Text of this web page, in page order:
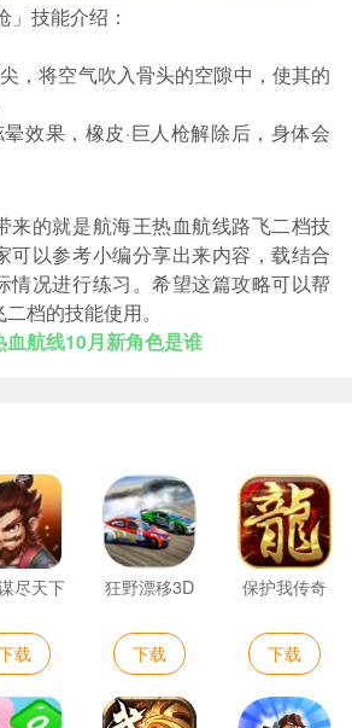
」技能介绍：
，将空气吹入骨头的空隙中，使其的
效果，橡皮·巨人枪解除后，身体会
来的就是航海王热血航线路飞二档技
可以参考小编分享出来内容，载结合
情况进行练习。希望这篇攻略可以帮
档的技能使用。
血航线10月新角色是谁
尽天下
载
狂野漂移3D
下载
保护我传奇
下载